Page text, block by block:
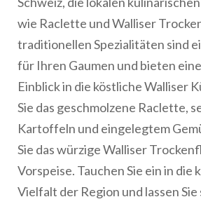
wie Raclette und Walliser
traditionellen Spezialitäten sind
für Ihren Gaumen und bieten
Einblick in die köstliche Walliser
Sie das geschmolzene Raclette,
Kartoffeln und eingelegtem
Sie das würzige Walliser
Vorspeise. Tauchen Sie ein in die
Vielfalt der Region und lassen Sie